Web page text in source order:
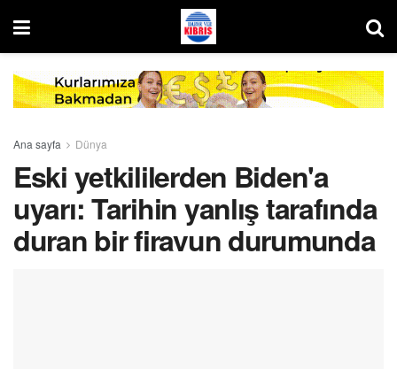
Ana sayfa Dünya
Eski yetkililerden Biden'a
uyarı: Tarihin yanlış tarafında
duran bir firavun durumunda